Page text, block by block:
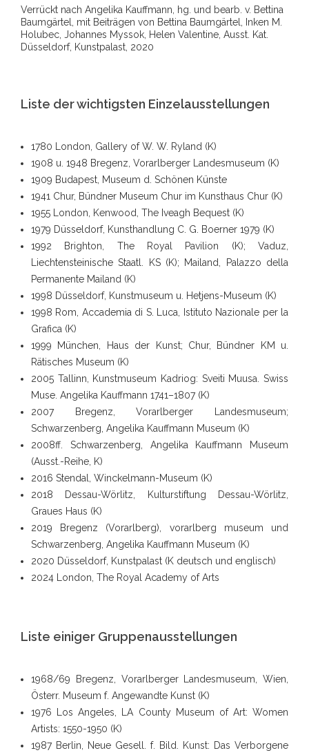
Verrückt nach Angelika Kauffmann, hg. und bearb. v. Bettina
Baumgärtel, mit Beiträgen von Bettina Baumgärtel, Inken M.
Holubec, Johannes Myssok, Helen Valentine, Ausst. Kat.
Düsseldorf, Kunstpalast, 2020
Liste der wichtigsten Einzelausstellungen
1780 London, Gallery of W. W. Ryland (K)
1908 u. 1948 Bregenz, Vorarlberger Landesmuseum (K)
1909 Budapest, Museum d. Schönen Künste
1941 Chur, Bündner Museum Chur im Kunsthaus Chur (K)
1955 London, Kenwood, The Iveagh Bequest (K)
1979 Düsseldorf, Kunsthandlung C. G. Boerner 1979 (K)
1992 Brighton, The Royal Pavilion (K); Vaduz,
Liechtensteinische Staatl. KS (K); Mailand, Palazzo della
Permanente Mailand (K)
1998 Düsseldorf, Kunstmuseum u. Hetjens-Museum (K)
1998 Rom, Accademia di S. Luca, Istituto Nazionale per la
Grafica (K)
1999 München, Haus der Kunst; Chur, Bündner KM u.
Rätisches Museum (K)
2005 Tallinn, Kunstmuseum Kadriog: Sveiti Muusa. Swiss
Muse. Angelika Kauffmann 1741–1807 (K)
2007 Bregenz, Vorarlberger Landesmuseum;
Schwarzenberg, Angelika Kauffmann Museum (K)
2008ff. Schwarzenberg, Angelika Kauffmann Museum
(Ausst.-Reihe, K)
2016 Stendal, Winckelmann-Museum (K)
2018 Dessau-Wörlitz, Kulturstiftung Dessau-Wörlitz,
Graues Haus (K)
2019 Bregenz (Vorarlberg), vorarlberg museum und
Schwarzenberg, Angelika Kauffmann Museum (K)
2020 Düsseldorf, Kunstpalast (K deutsch und englisch)
2024 London, The Royal Academy of Arts
Liste einiger Gruppenausstellungen
1968/69 Bregenz, Vorarlberger Landesmuseum, Wien,
Österr. Museum f. Angewandte Kunst (K)
1976 Los Angeles, LA County Museum of Art: Women
Artists: 1550-1950 (K)
1987 Berlin, Neue Gesell. f. Bild. Kunst: Das Verborgene